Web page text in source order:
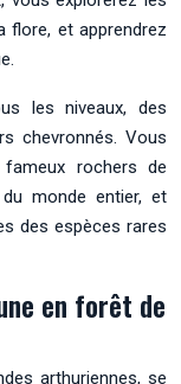
flore, et apprendrez
les niveaux, des
chevronnés. Vous
rochers de
monde entier, et
des espèces rares
en forêt de
arthuriennes, se